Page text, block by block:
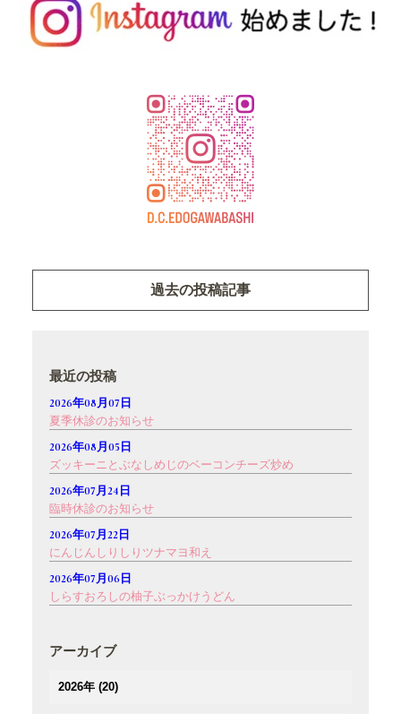
過去の投稿記事
最近の投稿
2026年08月07日
夏季休診のお知らせ
2026年08月05日
ズッキーニとぶなしめじのベーコンチーズ炒め
2026年07月24日
臨時休診のお知らせ
2026年07月22日
にんじんしりしりツナマヨ和え
2026年07月06日
しらすおろしの柚子ぶっかけうどん
アーカイブ
2026年 (20)